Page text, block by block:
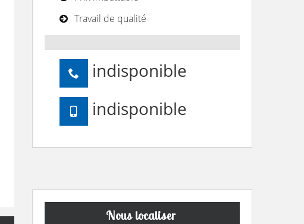
Travail de qualité
indisponible
indisponible
Nous localiser